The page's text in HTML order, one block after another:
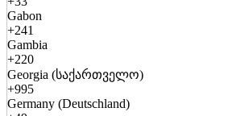
Gabon
+241
Gambia
+220
Georgia (საქართველო)
+995
Germany (Deutschland)